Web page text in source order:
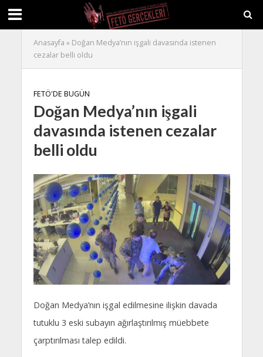
Anasayfa » Doğan Medya’nın işgali davasında istenen
cezalar belli oldu
FETÖ'DE BUGÜN
Doğan Medya’nın işgali
davasında istenen cezalar
belli oldu
Doğan Medya’nın işgal edilmesine ilişkin davada
tutuklu 3 eski subayın ağırlaştırılmış müebbete
çarptırılması talep edildi.